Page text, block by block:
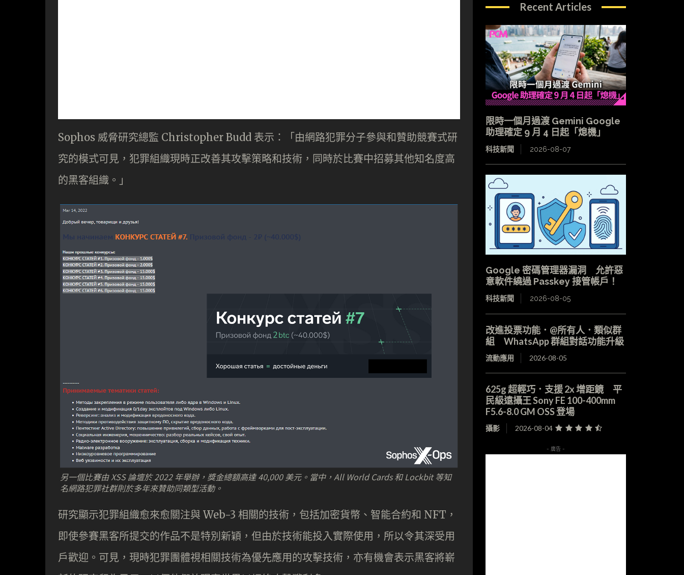
Sophos 威脅研究總監 Christopher Budd 表示：「由網路犯罪分子參與和贊助競賽式研
究的模式可見，犯罪組織現時正改善其攻擊策略和技術，同時於比賽中招募其他知名度高
的黑客組織。」
另一個比賽由 XSS 論壇於 2022 年舉辦，獎金總額高達 40,000 美元。當中，All World Cards 和 Lockbit 等知
名網路犯罪社群則於多年來贊助同類型活動。
研究顯示犯罪組織愈來愈關注與 Web-3 相關的技術，包括加密貨幣、智能合約和 NFT，
即使參賽黑客所提交的作品不是特別新穎，但由於技術能投入實際使用，所以令其深受用
戶歡迎。可見，現時犯罪團體視相關技術為優先應用的攻擊技術，亦有機會表示黑客將嶄
Recent Articles
限時一個月過渡 Gemini Google
助理確定 9 月 4 日起「熄機」
科技新聞 2026-08-07
Google 密碼管理器漏洞 允許惡
意軟件繞過 Passkey 接管帳戶！
科技新聞 2026-08-05
改進投票功能．@所有人．類似群
組 WhatsApp 群組對話功能升級
流動應用 2026-08-05
625g 超輕巧．支援 2x 增距鏡 平
民級遠攝王 Sony FE 100-400mm
F5.6-8.0 GM OSS 登場
攝影 2026-08-04
- 廣告 -